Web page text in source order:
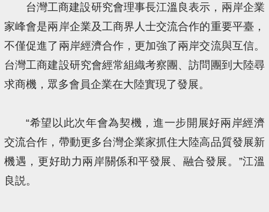
台灣工商建設研究會理事長江溫良表示，兩岸企業
家峰會是兩岸企業及工商界人士交流合作的重要平臺，
不僅促進了兩岸經濟合作，更加強了兩岸交流與互信。
台灣工商建設研究會經常組織考察團、訪問團到大陸尋
求商機，眾多會員企業在大陸實現了發展。
“希望以此次年會為契機，進一步開展好兩岸經濟
交流合作，帶動更多台灣企業家抓住大陸高品質發展新
機遇，更好助力兩岸關係和平發展、融合發展。”江溫
良説。